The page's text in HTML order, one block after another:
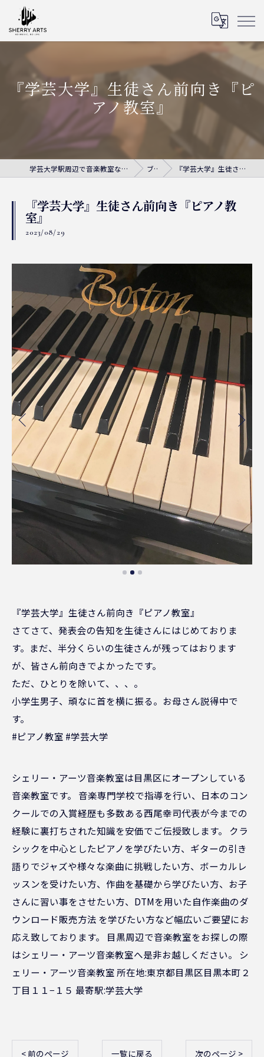
『学芸大学』生徒さん前向き『ピ
アノ教室』
学芸大学駅周辺で音楽教室ならシェリー・アーツ音楽教室 ブログ 『学芸大学』生徒さん前向き『ピアノ教室』
『学芸大学』生徒さん前向き『ピアノ教
室』
2023/08/29
『学芸大学』生徒さん前向き『ピアノ教室』
さてさて、発表会の告知を生徒さんにはじめておりま
す。まだ、半分くらいの生徒さんが残ってはおります
が、皆さん前向きでよかったです。
ただ、ひとりを除いて、、、。
小学生男子、頑なに首を横に振る。お母さん説得中で
す。
#ピアノ教室 #学芸大学
シェリー・アーツ音楽教室は目黒区にオープンしている
音楽教室です。 音楽専門学校で指導を行い、日本のコン
クールでの入賞経歴も多数ある西尾幸司代表が今までの
経験に裏打ちされた知識を安価でご伝授致します。 クラ
シックを中心としたピアノを学びたい方、ギターの引き
語りでジャズや様々な楽曲に挑戦したい方、ボーカルレ
ッスンを受けたい方、作曲を基礎から学びたい方、お子
さんに習い事をさせたい方、DTMを用いた自作楽曲のダ
ウンロード販売方法 を学びたい方など幅広いご要望にお
応え致しております。 目黒周辺で音楽教室をお探しの際
はシェリー・アーツ音楽教室へ是非お越しください。 シ
ェリー・アーツ音楽教室 所在地:東京都目黒区目黒本町２
丁目１１−１５ 最寄駅:学芸大学
< 前のページ 一覧に戻る 次のページ >